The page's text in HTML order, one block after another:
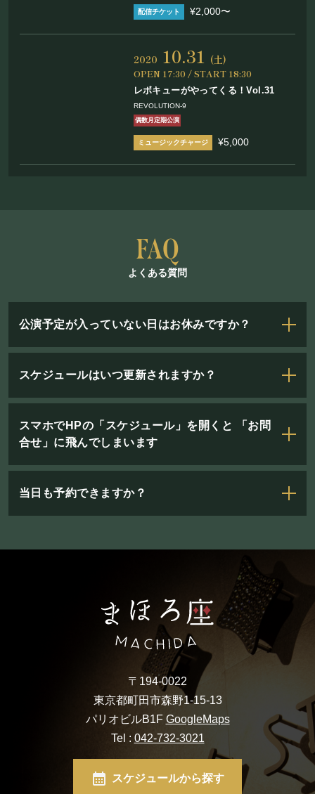
¥2,000〜
2020 10.31 (土)
OPEN 17:30 / START 18:30
レボキューがやってくる！Vol.31
REVOLUTION-9
偶数月定期公演
¥5,000
よくある質問
公演予定が入っていない日はお休みですか？
スケジュールはいつ更新されますか？
スマホでHPの「スケジュール」を開くと 「お問
合せ」に飛んでしまいます
当日も予約できますか？
〒194-0022
東京都町田市森野1-15-13
パリオビルB1F GoogleMaps
Tel : 042-732-3021
スケジュールから探す